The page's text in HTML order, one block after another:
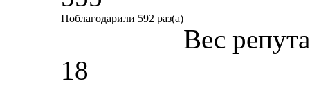
Поблагодарили 592 раз(а)
Вес
18